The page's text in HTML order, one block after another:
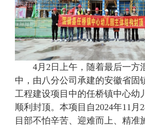
4月2日上午，随着最后一方
中，由八分公司承建的安徽省固
工程建设项目中的任桥镇中心幼
顺利封顶。本项目自2024年11月
目部不怕辛苦、迎难而上、精准